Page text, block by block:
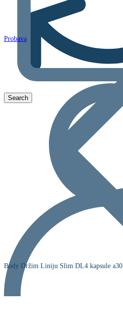
Probava
Body Držim Liniju Slim DL4 kapsule a30